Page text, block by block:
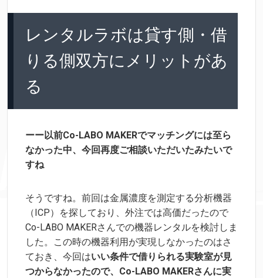
レンタルラボは貸す側・借
りる側双方にメリットがあ
る
ーー以前Co-LABO MAKERでマッチングには至ら
なかった中、今回再度ご相談いただいたみたいで
すね
そうですね。前回は金属濃度を測定する分析機器
（ICP）を探しており、外注では高価だったので
Co-LABO MAKERさんでの機器レンタルを検討しま
した。この時の機器利用が実現しなかったのはさ
ておき、今回はいい条件で借りられる実験室が見
つからなかったので、Co-LABO MAKERさんに実